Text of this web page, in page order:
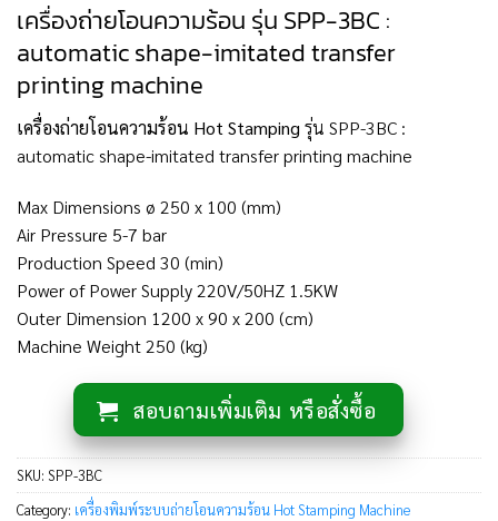
เครื่องถ่ายโอนความร้อน รุ่น SPP-3BC :
automatic shape-imitated transfer
printing machine
เครื่องถ่ายโอนความร้อน Hot Stamping รุ่น SPP-3BC :
automatic shape-imitated transfer printing machine
Max Dimensions ø 250 x 100 (mm)
Air Pressure 5-7 bar
Production Speed 30 (min)
Power of Power Supply 220V/50HZ 1.5KW
Outer Dimension 1200 x 90 x 200 (cm)
Machine Weight 250 (kg)
สอบถามเพิ่มเติม หรือสั่งซื้อ
SKU: SPP-3BC
Category: เครื่องพิมพ์ระบบถ่ายโอนความร้อน Hot Stamping Machine